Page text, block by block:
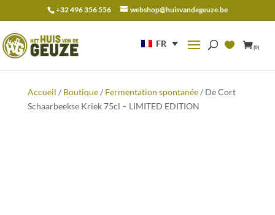
+32 496 356 556 webshop@huisvandegeuze.be
FR (0)
pour :
Accueil / Boutique/ Fermentation spontanée/ De Cort
Schaarbeekse Kriek 75cl – LIMITED EDITION